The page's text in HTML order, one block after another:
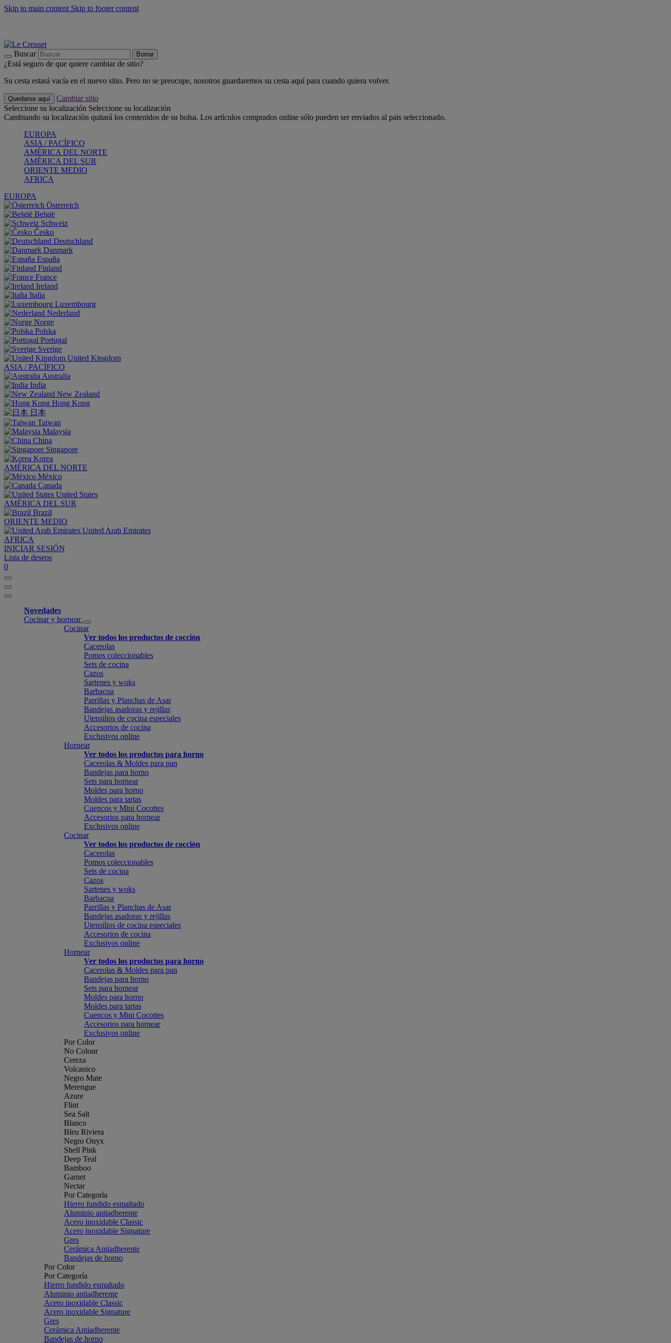
Skip to main content Skip to footer content
Buscar Borrar
¿Está seguro de que quiere cambiar de sitio?
Su cesta estará vacía en el nuevo sitio. Pero no se preocupe, nosotros guardaremos su cesta aquí para cuando quiera volver.
Quedarse aquí
Cambiar sitio
Seleccione su localización Seleccione su localización
Cambiando su localización quitará los contenidos de su bolsa. Los artículos comprados online sólo pueden ser enviados al pais seleccionado.
EUROPA
ASIA / PACÍFICO
AMÉRICA DEL NORTE
AMÉRICA DEL SUR
ORIENTE MEDIO
AFRICA
EUROPA
Österreich
België
Schweiz
Česko
Deutschland
Danmark
España
Finland
France
Ireland
Italia
Luxembourg
Nederland
Norge
Polska
Portugal
Sverige
United Kingdom
ASIA / PACÍFICO
Australia
India
New Zealand
Hong Kong
日本
Taiwan
Malaysia
China
Singapore
Korea
AMÉRICA DEL NORTE
México
Canada
United States
AMÉRICA DEL SUR
Brazil
ORIENTE MEDIO
United Arab Emirates
AFRICA
INICIAR SESIÓN
Lista de deseos
0
Novedades
Cocinar y hornear
Cocinar
Ver todos los productos de cocción
Cacerolas
Pomos coleccionables
Sets de cocina
Cazos
Sartenes y woks
Barbacoa
Parrillas y Planchas de Asar
Bandejas asadoras y rejillas
Utensilios de cocina especiales
Accesorios de cocina
Exclusivos online
Hornear
Ver todos los productos para horno
Cacerolas & Moldes para pan
Bandejas para horno
Sets para hornear
Moldes para horno
Moldes para tartas
Cuencos y Mini Cocottes
Accesorios para hornear
Exclusivos online
Cocinar
Ver todos los productos de cocción
Cacerolas
Pomos coleccionables
Sets de cocina
Cazos
Sartenes y woks
Barbacoa
Parrillas y Planchas de Asar
Bandejas asadoras y rejillas
Utensilios de cocina especiales
Accesorios de cocina
Exclusivos online
Hornear
Ver todos los productos para horno
Cacerolas & Moldes para pan
Bandejas para horno
Sets para hornear
Moldes para horno
Moldes para tartas
Cuencos y Mini Cocottes
Accesorios para hornear
Exclusivos online
Por Color
No Colour
Cereza
Volcanico
Negro Mate
Merengue
Azure
Flint
Sea Salt
Blanco
Bleu Riviera
Negro Onyx
Shell Pink
Deep Teal
Bamboo
Garnet
Nectar
Por Categoría
Hierro fundido esmaltado
Aluminio antiadherente
Acero inoxidable Classic
Acero inoxidable Signature
Gres
Cerámica Antiadherente
Bandejas de horno
Por Color
Por Categoría
Hierro fundido esmaltado
Aluminio antiadherente
Acero inoxidable Classic
Acero inoxidable Signature
Gres
Cerámica Antiadherente
Bandejas de horno